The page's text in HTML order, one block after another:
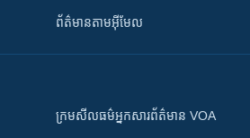
ព័ត៌មាន​តាម​អ៊ីមែល
ក្រម​​​សីលធម៌​​​អ្នក​​​សារព័ត៌មាន VOA